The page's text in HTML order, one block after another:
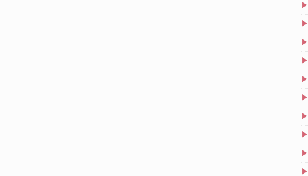
▶
▶
▶
▶
▶
▶
▶
▶
▶
▶